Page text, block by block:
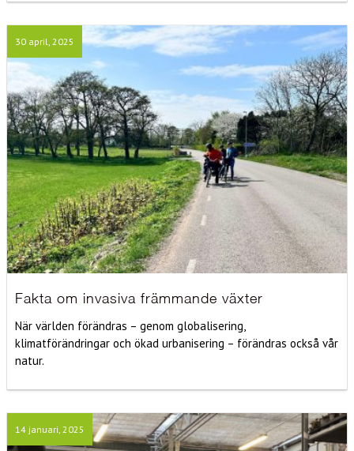
30 april, 2025
Fakta om invasiva främmande växter
När världen förändras – genom globalisering,
klimatförändringar och ökad urbanisering – förändras också vår
natur.
14 januari, 2025